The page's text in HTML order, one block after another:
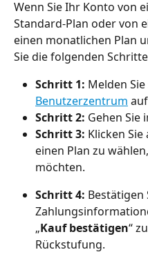
Wenn Sie Ihr Konto von
Standard-Plan oder von
einen monatlichen Plan
Sie die folgenden
Schritt 1: Melden
Benutzerzentrum
Schritt 2: Gehen Sie
Schritt 3: Klicken Sie
einen Plan zu
möchten.
Schritt 4: Bestätigen
„Kauf bestätigen“
Rückstufung.